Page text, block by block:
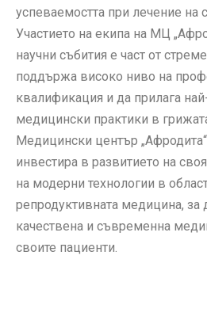
успеваемостта при лечение на
Участието на екипа на МЦ
научни събития е част от
поддържа високо ниво на
квалификация и да прилага
медицински практики в
Медицински център
инвестира в развитието на
на модерни технологии в
репродуктивната медицина, за
качествена и съвременна
своите пациенти.